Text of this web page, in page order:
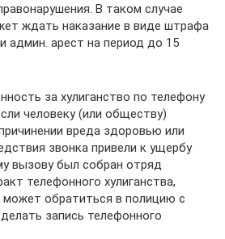
В таком случае
ждать наказание в виде штрафа
админ. арест на период до 15
за хулиганство по телефону
человеку (или обществу)
вреда здоровью или
звонка привели к ущербу
вызову был собран отряд
телефонного хулиганства,
может обратиться в полицию с
запись телефонного